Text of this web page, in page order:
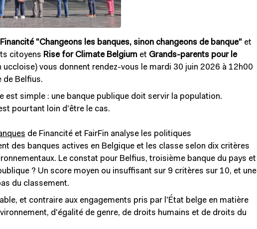
"Changeons les banques, sinon changeons de banque"et
citoyens Rise for Climate Belgiumet Grands-parents pour le
vous donnent rendez-vous le mardi 30 juin 2026 à 12h00
de Belfius.
est simple : une banque publique doit servir la population.
pourtant loin d'être le cas.
de Financité et FairFin analyse les politiques
des banques actives en Belgique et les classe selon dix critères
Le constat pour Belfius, troisième banque du pays et
? Un score moyen ou insuffisant sur 9 critères sur 10, et une
du classement.
et contraire aux engagements pris par l'État belge en matière
d'égalité de genre, de droits humains et de droits du